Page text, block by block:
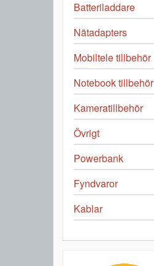
Batteriladdare
Nätadapters
Mobiltele tillbehör
Notebook tillbehör
Kameratillbehör
Övrigt
Powerbank
Fyndvaror
Kablar